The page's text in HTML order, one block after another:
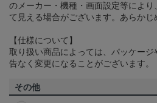
のメーカー・機種・画面設定等によ
て見える場合がございます。あらかじ
【仕様について】
取り扱い商品によっては、パッケー
告なく変更になることがございます。
その他